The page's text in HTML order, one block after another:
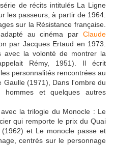
de récits intitulés La Ligne
les passeurs, à partir de 1964.
sur la Résistance française.
au cinéma parClaude
par Jacques Ertaud en 1973.
avec la volonté de montrer la
Rémy, 1951). Il écrit
personnalités rencontrées au
Gaulle (1971), Dans l'ombre du
hommes et quelques autres
la trilogie du Monocle : Le
qui remporte le prix du Quai
et Le monocle passe et
centrés sur le personnage